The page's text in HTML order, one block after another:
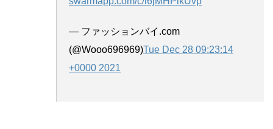
— ファッションバイ.com
(@Wooo696969)Tue Dec 28 09:23:14
+0000 2021